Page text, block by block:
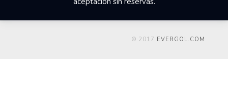
© 2017 EVERGOL.COM